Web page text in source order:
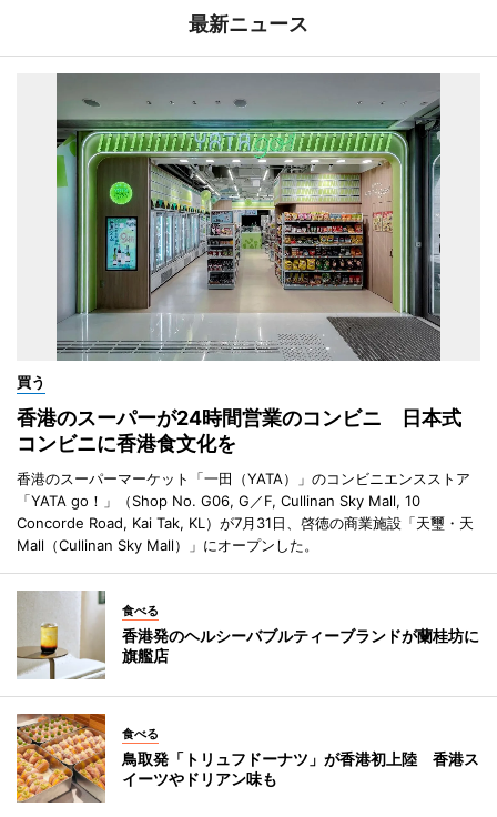
最新ニュース
買う
香港のスーパーが24時間営業のコンビニ 日本式
コンビニに香港食文化を
香港のスーパーマーケット「一田（YATA）」のコンビニエンスストア
「YATA go！」（Shop No. G06, G／F, Cullinan Sky Mall, 10
Concorde Road, Kai Tak, KL）が7月31日、啓徳の商業施設「天璽・天
Mall（Cullinan Sky Mall）」にオープンした。
食べる
香港発のヘルシーバブルティーブランドが蘭桂坊に
旗艦店
食べる
鳥取発「トリュフドーナツ」が香港初上陸 香港ス
イーツやドリアン味も